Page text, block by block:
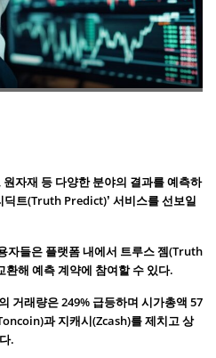
자재 등 다양한 분야의 결과를 예측하
딕트(Truth Predict)’ 서비스를 선보일
자들은 플랫폼 내에서 트루스 젬(Truth
해 예측 계약에 참여할 수 있다.
거래량은 249% 급등하며 시가총액 57
과 지캐시(Zcash)를 제치고 상
.